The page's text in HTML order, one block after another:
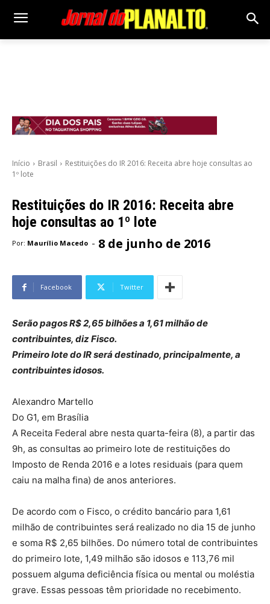
Início Brasil
Restituições do IR 2016: Receita abre hoje consultas ao
1º lote
Restituições do IR 2016: Receita abre
hoje consultas ao 1º lote
Por: Maurílio Macedo - 8 de junho de 2016
Facebook Twitter
Serão pagos R$ 2,65 bilhões a 1,61 milhão de
contribuintes, diz Fisco.
Primeiro lote do IR será destinado, principalmente, a
contribuintes idosos.
Alexandro Martello
Do G1, em Brasília
A Receita Federal abre nesta quarta-feira (8), a partir das
9h, as consultas ao primeiro lote de restituições do
Imposto de Renda 2016 e a lotes residuais (para quem
caiu na malha fina) de anos anteriores.
De acordo com o Fisco, o crédito bancário para 1,61
milhão de contribuintes será realizado no dia 15 de junho
e soma R$ 2,65 bilhões. Do número total de contribuintes
do primeiro lote, 1,49 milhão são idosos e 113,76 mil
possuem alguma deficiência física ou mental ou moléstia
grave. Essas pessoas têm prioridade no recebimento.